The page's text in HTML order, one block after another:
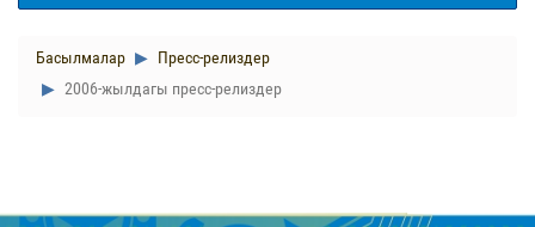
Басылмалар
Пресс-релиздер
2006-жылдагы пресс-релиздер